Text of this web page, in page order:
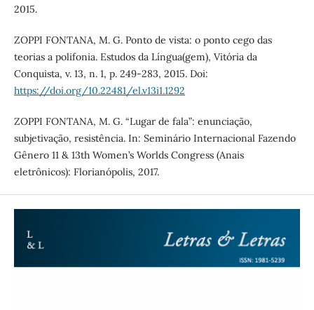
2015.
ZOPPI FONTANA, M. G. Ponto de vista: o ponto cego das
teorias a polifonia. Estudos da Língua(gem), Vitória da
Conquista, v. 13, n. 1, p. 249-283, 2015. Doi:
https://doi.org/10.22481/el.v13i1.1292
ZOPPI FONTANA, M. G. “Lugar de fala”: enunciação,
subjetivação, resistência. In: Seminário Internacional Fazendo
Gênero 11 & 13th Women’s Worlds Congress (Anais
eletrônicos): Florianópolis, 2017.